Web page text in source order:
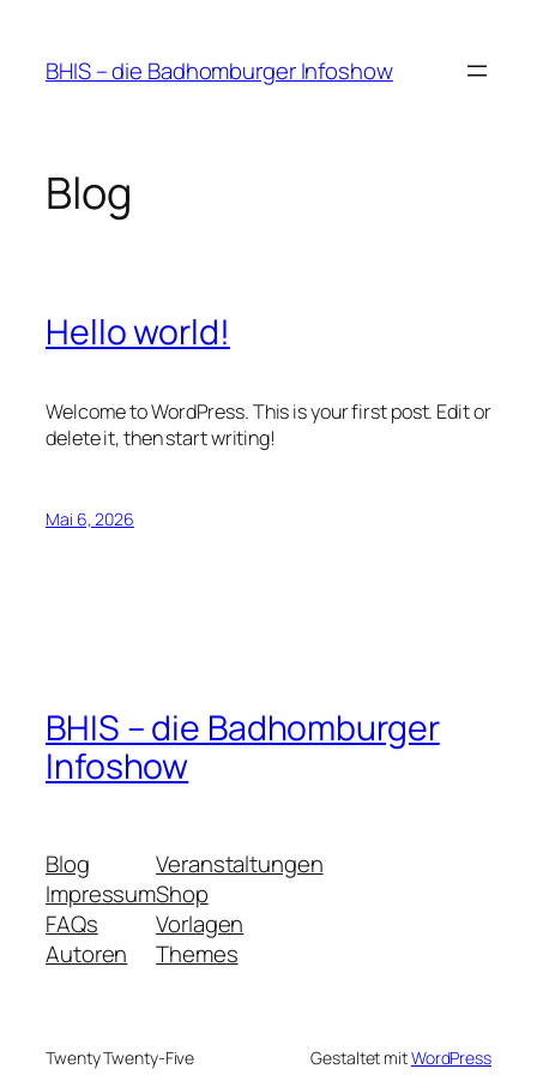
springen
BHIS – die Badhomburger Infoshow
Blog
Hello world!
Welcome to WordPress. This is your first post. Edit or
delete it, then start writing!
Mai 6, 2026
BHIS – die Badhomburger
Infoshow
Blog
Impressum
FAQs
Autoren
Veranstaltungen
Shop
Vorlagen
Themes
Twenty Twenty-Five Gestaltet mitWordPress